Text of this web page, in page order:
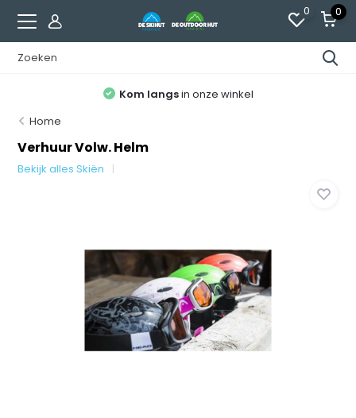
0 0
Kom langsin onze winkel
Home
Verhuur Volw. Helm
Bekijk alles Skiën